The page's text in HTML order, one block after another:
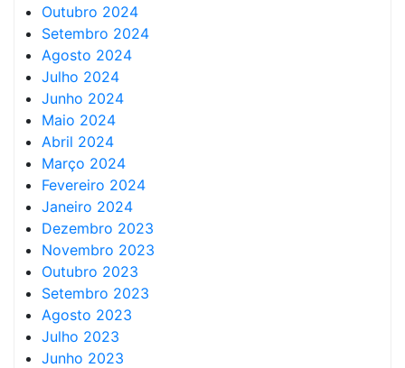
Outubro 2024
Setembro 2024
Agosto 2024
Julho 2024
Junho 2024
Maio 2024
Abril 2024
Março 2024
Fevereiro 2024
Janeiro 2024
Dezembro 2023
Novembro 2023
Outubro 2023
Setembro 2023
Agosto 2023
Julho 2023
Junho 2023